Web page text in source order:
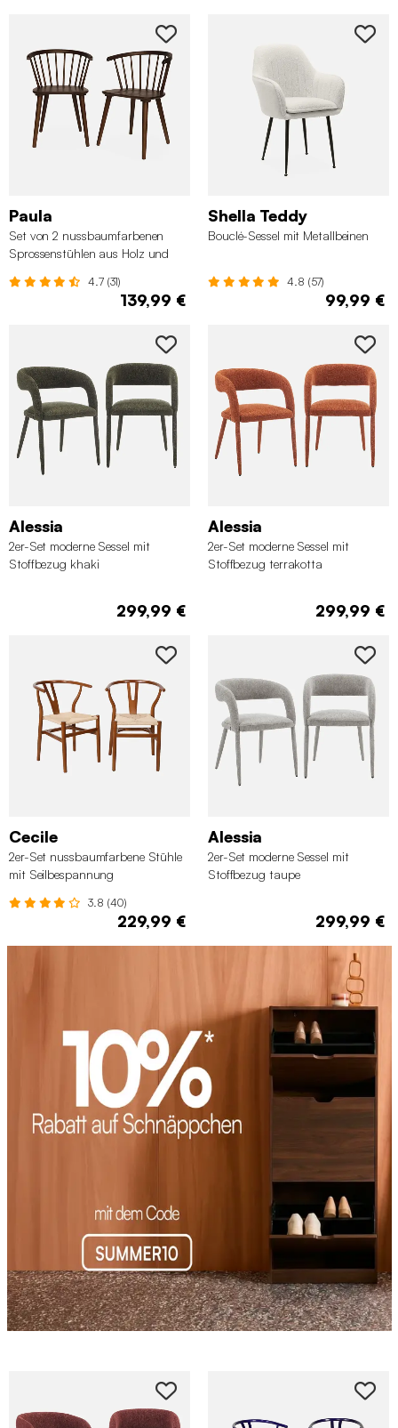
Paula
Set von 2 nussbaumfarbenen
Sprossenstühlen aus Holz und
4.7 (31)
139,99 €
Shella Teddy
Bouclé-Sessel mit Metallbeinen
4.8 (57)
99,99 €
Alessia
2er-Set moderne Sessel mit
Stoffbezug khaki
299,99 €
Alessia
2er-Set moderne Sessel mit
Stoffbezug terrakotta
299,99 €
Cecile
2er-Set nussbaumfarbene Stühle
mit Seilbespannung
3.8 (40)
229,99 €
Alessia
2er-Set moderne Sessel mit
Stoffbezug taupe
299,99 €